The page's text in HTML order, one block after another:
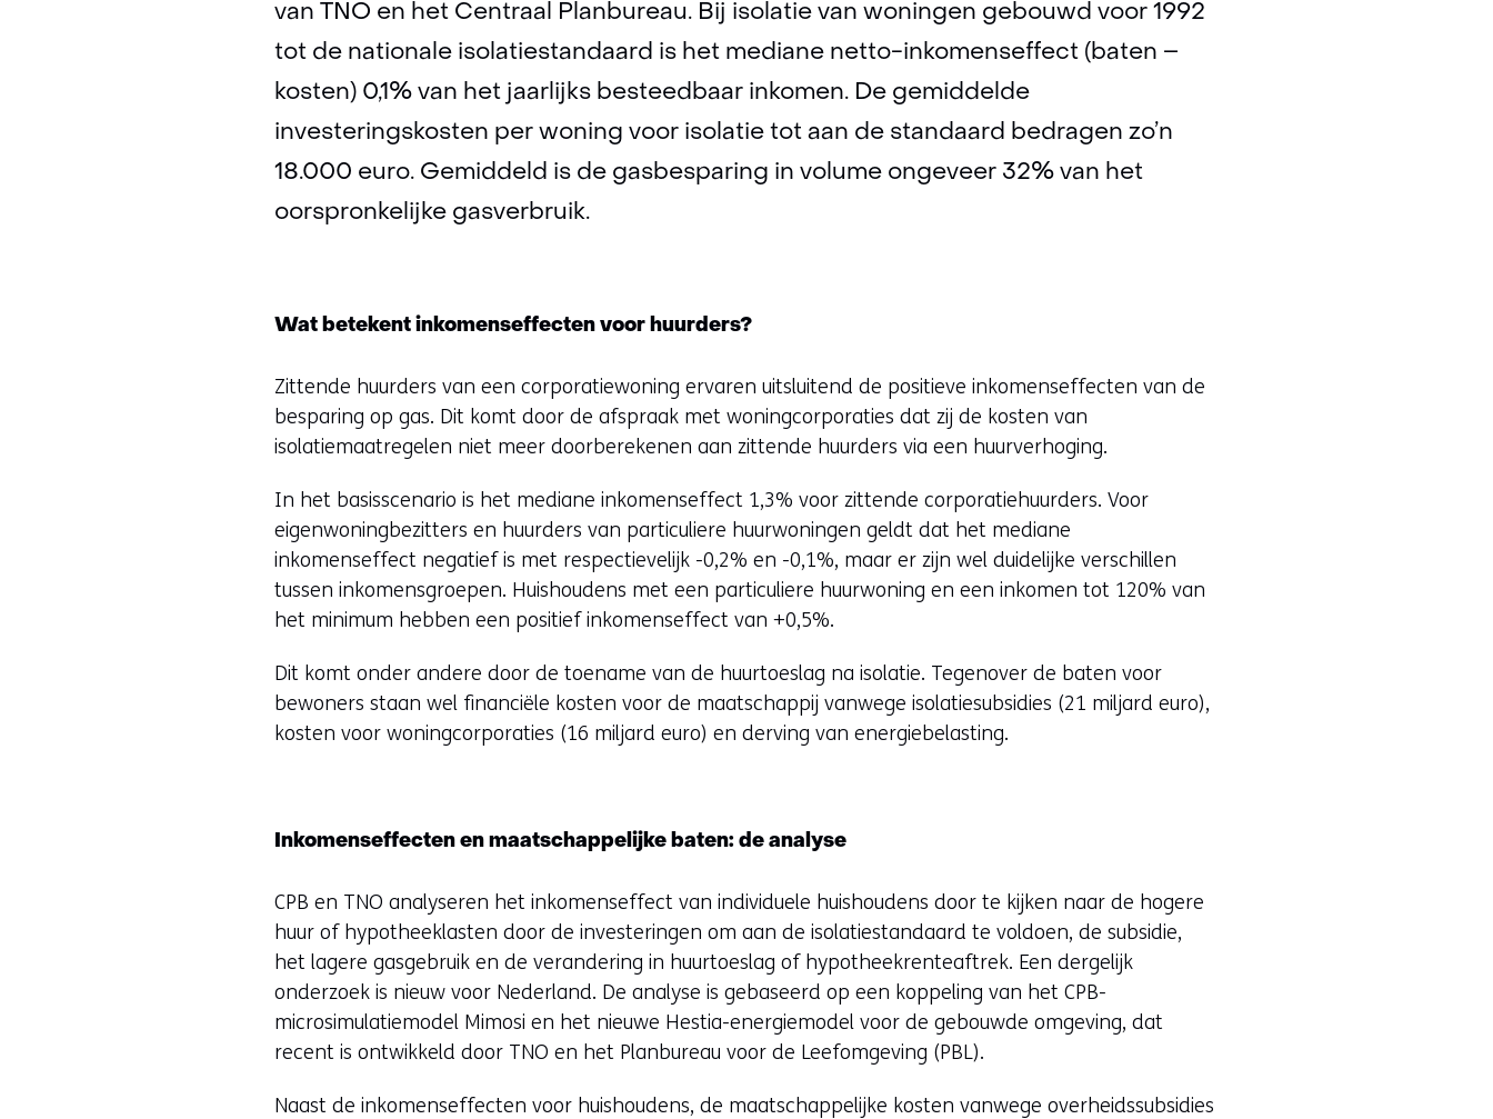
van TNO en het Centraal Planbureau. Bij isolatie van woningen gebouwd voor 1992
tot de nationale isolatiestandaard is het mediane netto-inkomenseffect (baten –
kosten) 0,1% van het jaarlijks besteedbaar inkomen. De gemiddelde
investeringskosten per woning voor isolatie tot aan de standaard bedragen zo’n
18.000 euro. Gemiddeld is de gasbesparing in volume ongeveer 32% van het
oorspronkelijke gasverbruik.
Wat betekent inkomenseffecten voor huurders?
Zittende huurders van een corporatiewoning ervaren uitsluitend de positieve inkomenseffecten van de
besparing op gas. Dit komt door de afspraak met woningcorporaties dat zij de kosten van
isolatiemaatregelen niet meer doorberekenen aan zittende huurders via een huurverhoging.
In het basisscenario is het mediane inkomenseffect 1,3% voor zittende corporatiehuurders. Voor
eigenwoningbezitters en huurders van particuliere huurwoningen geldt dat het mediane
inkomenseffect negatief is met respectievelijk -0,2% en -0,1%, maar er zijn wel duidelijke verschillen
tussen inkomensgroepen. Huishoudens met een particuliere huurwoning en een inkomen tot 120% van
het minimum hebben een positief inkomenseffect van +0,5%.
Dit komt onder andere door de toename van de huurtoeslag na isolatie. Tegenover de baten voor
bewoners staan wel financiële kosten voor de maatschappij vanwege isolatiesubsidies (21 miljard euro),
kosten voor woningcorporaties (16 miljard euro) en derving van energiebelasting.
Inkomenseffecten en maatschappelijke baten: de analyse
CPB en TNO analyseren het inkomenseffect van individuele huishoudens door te kijken naar de hogere
huur of hypotheeklasten door de investeringen om aan de isolatiestandaard te voldoen, de subsidie,
het lagere gasgebruik en de verandering in huurtoeslag of hypotheekrenteaftrek. Een dergelijk
onderzoek is nieuw voor Nederland. De analyse is gebaseerd op een koppeling van het CPB-
microsimulatiemodel Mimosi en het nieuwe Hestia-energiemodel voor de gebouwde omgeving, dat
recent is ontwikkeld door TNO en het Planbureau voor de Leefomgeving (PBL).
Naast de inkomenseffecten voor huishoudens, de maatschappelijke kosten vanwege overheidssubsidies